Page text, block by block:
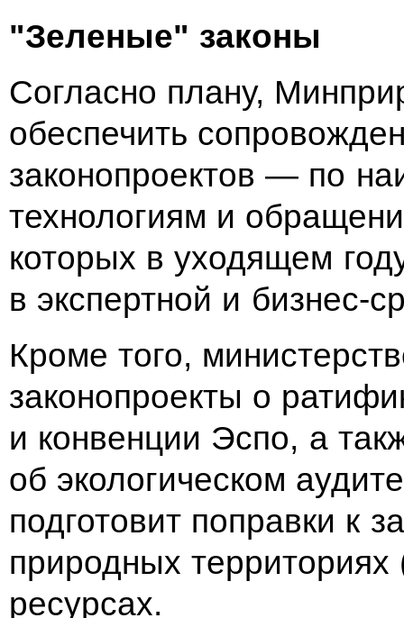
"Зеленые" законы
Согласно плану,
обеспечить
законопроектов — по
технологиям и
которых в уходящем
в экспертной и бизнес-
Кроме того,
законопроекты о
и конвенции Эспо, а
об экологическом
подготовит поправки к
природных
ресурсах.